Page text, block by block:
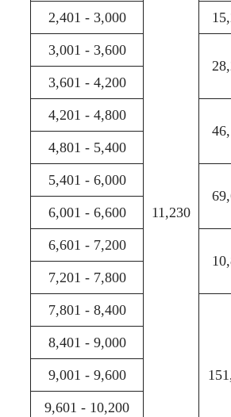
11,230
2,401 - 3,000
3,001 - 3,600
3,601 - 4,200
4,201 - 4,800
4,801 - 5,400
5,401 - 6,000
6,001 - 6,600
6,601 - 7,200
7,201 - 7,800
7,801 - 8,400
8,401 - 9,000
9,001 - 9,600
9,601 - 10,200